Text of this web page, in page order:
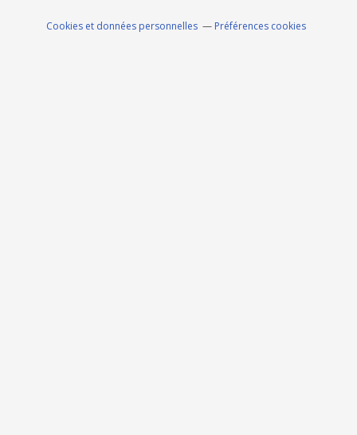
Cookies et données personnelles Préférences cookies